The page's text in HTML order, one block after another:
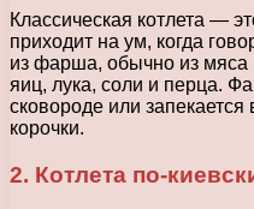
Классическая котлета —
приходит на ум, когда
из фарша, обычно из мяса
яиц, лука, соли и перца.
сковороде или запекается
корочки.
2. Котлета по-